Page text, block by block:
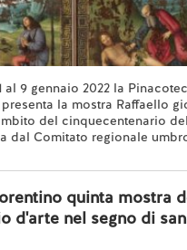
al 9 gennaio 2022 la
la mostra Raffaello
del cinquecentenario
dal Comitato regionale
quinta mostra
d'arte nel segno di san